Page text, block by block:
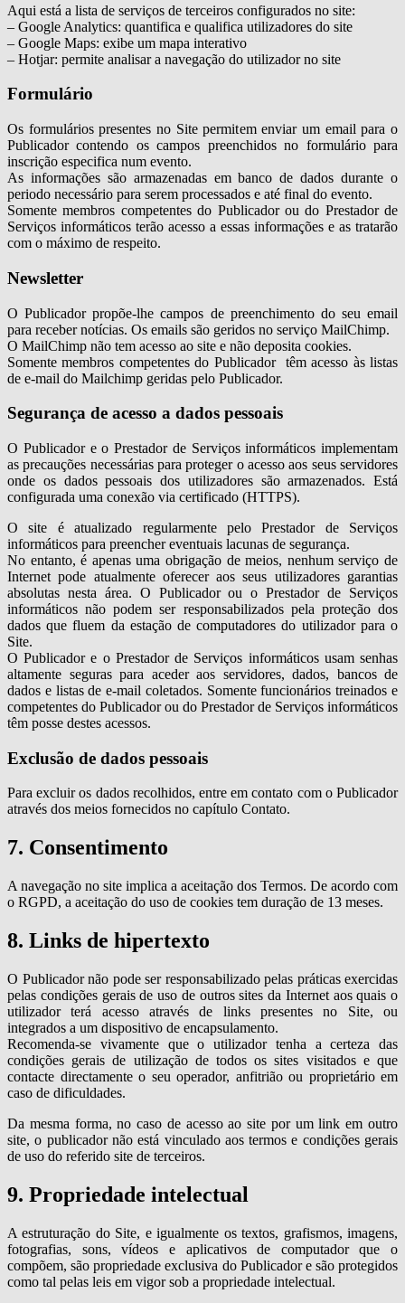
Aqui está a lista de serviços de terceiros configurados no site:
– Google Analytics: quantifica e qualifica utilizadores do site
– Google Maps: exibe um mapa interativo
– Hotjar: permite analisar a navegação do utilizador no site
Formulário
Os formulários presentes no Site permitem enviar um email para o
Publicador contendo os campos preenchidos no formulário para
inscrição especifica num evento.
As informações são armazenadas em banco de dados durante o
periodo necessário para serem processados e até final do evento.
Somente membros competentes do Publicador ou do Prestador de
Serviços informáticos terão acesso a essas informações e as tratarão
com o máximo de respeito.
Newsletter
O Publicador propõe-lhe campos de preenchimento do seu email
para receber notícias. Os emails são geridos no serviço MailChimp.
O MailChimp não tem acesso ao site e não deposita cookies.
Somente membros competentes do Publicador têm acesso às listas
de e-mail do Mailchimp geridas pelo Publicador.
Segurança de acesso a dados pessoais
O Publicador e o Prestador de Serviços informáticos implementam
as precauções necessárias para proteger o acesso aos seus servidores
onde os dados pessoais dos utilizadores são armazenados. Está
configurada uma conexão via certificado (HTTPS).
O site é atualizado regularmente pelo Prestador de Serviços
informáticos para preencher eventuais lacunas de segurança.
No entanto, é apenas uma obrigação de meios, nenhum serviço de
Internet pode atualmente oferecer aos seus utilizadores garantias
absolutas nesta área. O Publicador ou o Prestador de Serviços
informáticos não podem ser responsabilizados pela proteção dos
dados que fluem da estação de computadores do utilizador para o
Site.
O Publicador e o Prestador de Serviços informáticos usam senhas
altamente seguras para aceder aos servidores, dados, bancos de
dados e listas de e-mail coletados. Somente funcionários treinados e
competentes do Publicador ou do Prestador de Serviços informáticos
têm posse destes acessos.
Exclusão de dados pessoais
Para excluir os dados recolhidos, entre em contato com o Publicador
através dos meios fornecidos no capítulo Contato.
7. Consentimento
A navegação no site implica a aceitação dos Termos. De acordo com
o RGPD, a aceitação do uso de cookies tem duração de 13 meses.
8. Links de hipertexto
O Publicador não pode ser responsabilizado pelas práticas exercidas
pelas condições gerais de uso de outros sites da Internet aos quais o
utilizador terá acesso através de links presentes no Site, ou
integrados a um dispositivo de encapsulamento.
Recomenda-se vivamente que o utilizador tenha a certeza das
condições gerais de utilização de todos os sites visitados e que
contacte directamente o seu operador, anfitrião ou proprietário em
caso de dificuldades.
Da mesma forma, no caso de acesso ao site por um link em outro
site, o publicador não está vinculado aos termos e condições gerais
de uso do referido site de terceiros.
9. Propriedade intelectual
A estruturação do Site, e igualmente os textos, grafismos, imagens,
fotografias, sons, vídeos e aplicativos de computador que o
compõem, são propriedade exclusiva do Publicador e são protegidos
como tal pelas leis em vigor sob a propriedade intelectual.